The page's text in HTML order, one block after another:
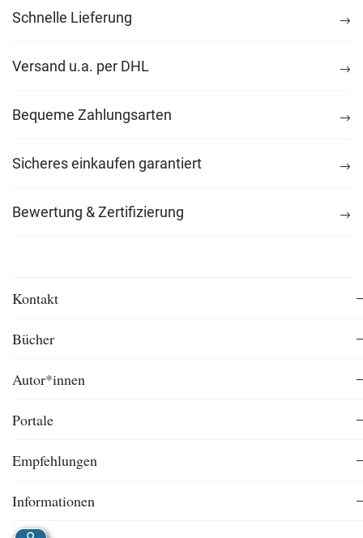
Schnelle Lieferung
Versand u.a. per DHL
Bequeme Zahlungsarten
Sicheres einkaufen garantiert
Bewertung & Zertifizierung
Kontakt
Bücher
Autor*innen
Portale
Empfehlungen
Informationen